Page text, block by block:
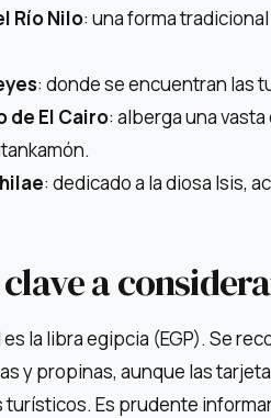
Río Nilo: una forma
: donde se encuentran las
de El Cairo: alberga una
: dedicado a la diosa Isis,
a
la libra egipcia (EGP). Se
y propinas, aunque las
Es prudente